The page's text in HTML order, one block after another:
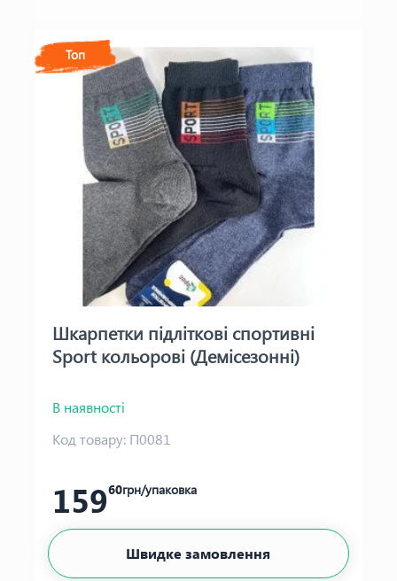
Топ
Шкарпетки підліткові спортивні
Sport кольорові (Демісезонні)
В наявності
Код товару: П0081
15960грн/упаковка
Швидке замовлення